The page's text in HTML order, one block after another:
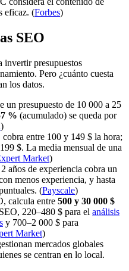
eficaz. (Forbes)
SEO
invertir presupuestos
Pero ¿cuánto cuesta
los datos.
un presupuesto de 10 000 a 25
% (acumulado) se queda por
)
entre 100 y 149 $ la hora;
$. La media mensual de una
Market)
años de experiencia cobra un
menos experiencia, y hasta
(Payscale)
calcula entre 500 y 30 000 $
220–480 $ para el análisis
y 700–2 000 $ para
Market)
mercados globales
se centran en lo local.